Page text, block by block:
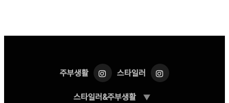
주부생활 스타일러
스타일러&주부생활 ▼